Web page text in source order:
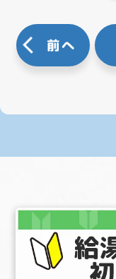
前へ